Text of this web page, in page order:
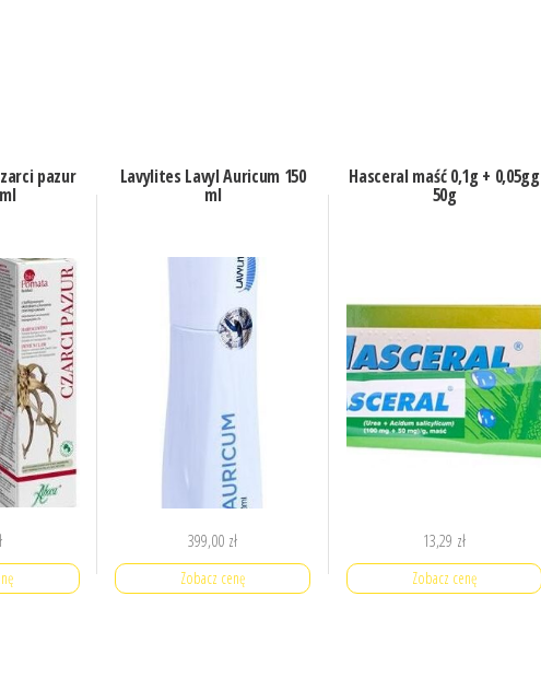
pazur Lavylites Lavyl Auricum 150
ml
399,00 zł
Zobacz cenę
Hasceral maść 0,1g + 0,05gg
50g
13,29 zł
Zobacz cenę